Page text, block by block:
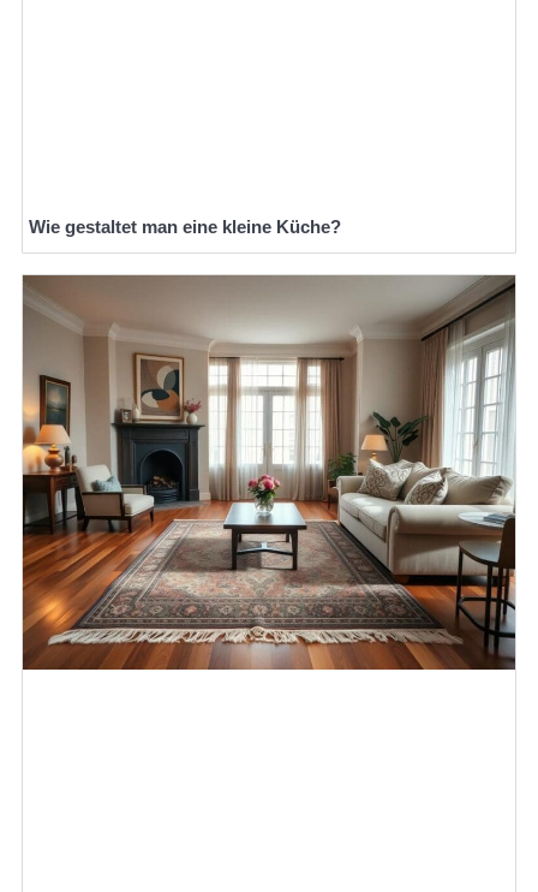
Wie gestaltet man eine kleine Küche?